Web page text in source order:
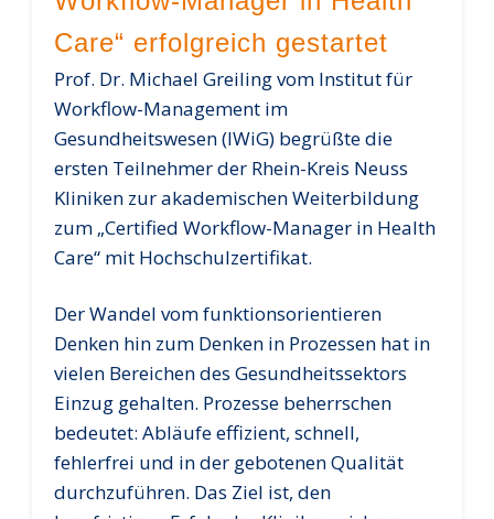
Care“ erfolgreich gestartet
Prof. Dr. Michael Greiling vom Institut für
Workflow-Management im
Gesundheitswesen (IWiG) begrüßte die
ersten Teilnehmer der Rhein-Kreis Neuss
Kliniken zur akademischen Weiterbildung
zum „Certified Workflow-Manager in Health
Care“ mit Hochschulzertifikat.
Der Wandel vom funktionsorientieren
Denken hin zum Denken in Prozessen hat in
vielen Bereichen des Gesundheitssektors
Einzug gehalten. Prozesse beherrschen
bedeutet: Abläufe effizient, schnell,
fehlerfrei und in der gebotenen Qualität
durchzuführen. Das Ziel ist, den